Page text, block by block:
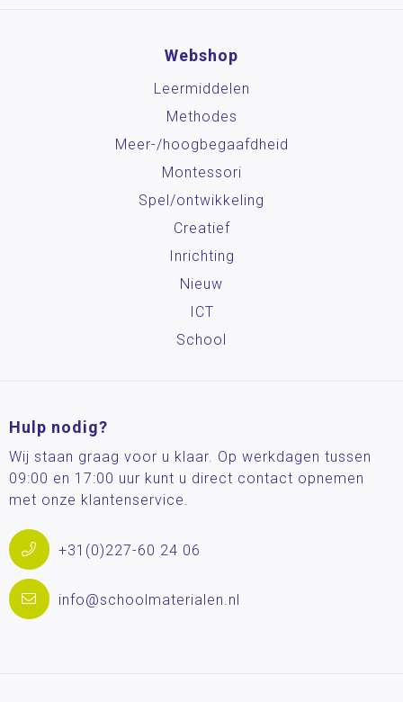
Webshop
Leermiddelen
Methodes
Meer-/hoog­begaafdheid
Montessori
Spel/ontwikkeling
Creatief
Inrichting
Nieuw
ICT
School
Hulp nodig?
Wij staan graag voor u klaar. Op werkdagen tussen
09:00 en 17:00 uur kunt u direct contact opnemen
met onze klantenservice.
+31(0)227-60 24 06
info@schoolmaterialen.nl